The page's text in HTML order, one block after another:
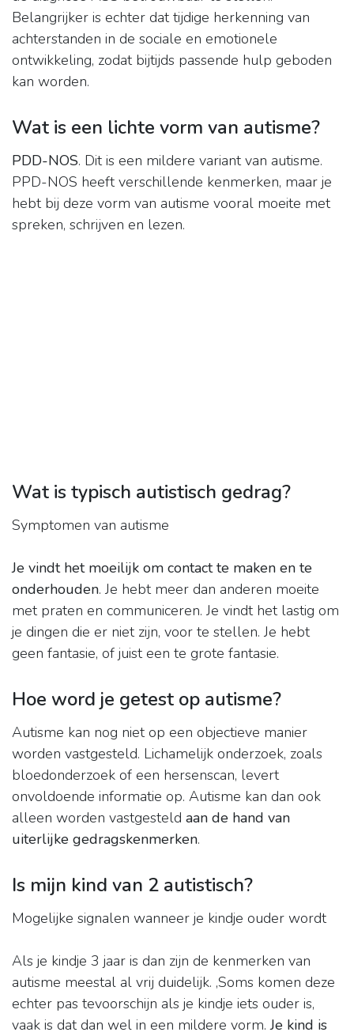
Belangrijker is echter dat tijdige herkenning van
achterstanden in de sociale en emotionele
ontwikkeling, zodat bijtijds passende hulp geboden
kan worden.
Wat is een lichte vorm van autisme?
PDD-NOS. Dit is een mildere variant van autisme.
PPD-NOS heeft verschillende kenmerken, maar je
hebt bij deze vorm van autisme vooral moeite met
spreken, schrijven en lezen.
Wat is typisch autistisch gedrag?
Symptomen van autisme
Je vindt het moeilijk om contact te maken en te
onderhouden. Je hebt meer dan anderen moeite
met praten en communiceren. Je vindt het lastig om
je dingen die er niet zijn, voor te stellen. Je hebt
geen fantasie, of juist een te grote fantasie.
Hoe word je getest op autisme?
Autisme kan nog niet op een objectieve manier
worden vastgesteld. Lichamelijk onderzoek, zoals
bloedonderzoek of een hersenscan, levert
onvoldoende informatie op. Autisme kan dan ook
alleen worden vastgesteld aan de hand van
uiterlijke gedragskenmerken.
Is mijn kind van 2 autistisch?
Mogelijke signalen wanneer je kindje ouder wordt
Als je kindje 3 jaar is dan zijn de kenmerken van
autisme meestal al vrij duidelijk. ,Soms komen deze
echter pas tevoorschijn als je kindje iets ouder is,
vaak is dat dan wel in een mildere vorm.Je kind is